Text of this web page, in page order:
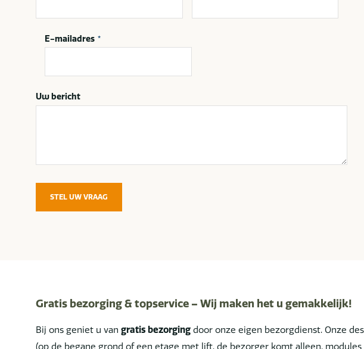
E-mailadres *
Uw bericht
STEL UW VRAAG
Gratis bezorging & topservice – Wij maken het u gemakkelijk!
Bij ons geniet u van gratis bezorging door onze eigen bezorgdienst. Onze
(op de begane grond of een etage met lift, de bezorger komt alleen,